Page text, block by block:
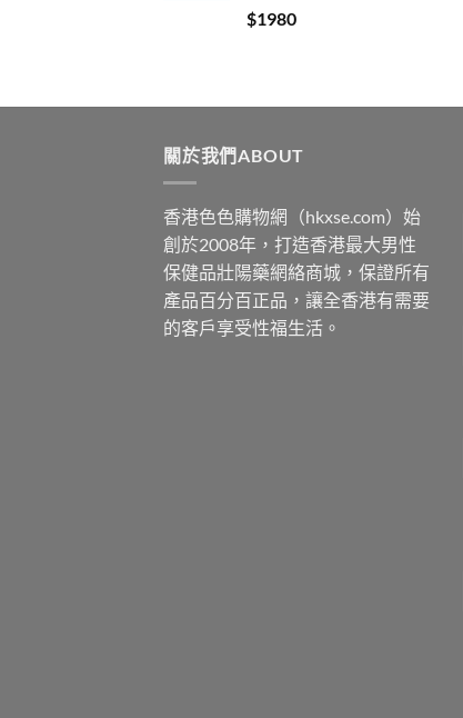
$1980
關於我們ABOUT
香港色色購物網（hkxse.com）始
創於2008年，打造香港最大男性
保健品壯陽藥網絡商城，保證所有
產品百分百正品，讓全香港有需要
的客戶享受性福生活。